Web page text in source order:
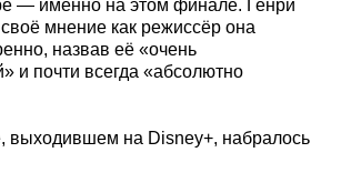
— именно на этом финале. Генри
мнение как режиссёр она
назвав её «очень
и почти всегда «абсолютно
выходившем на Disney+, набралось